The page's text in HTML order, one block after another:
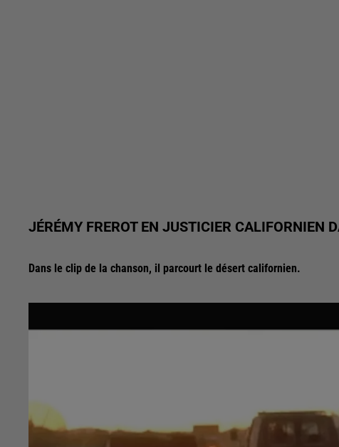
JÉRÉMY FREROT EN JUSTICIER CALIFORNIEN
Dans le clip de la chanson, il parcourt le désert californien.